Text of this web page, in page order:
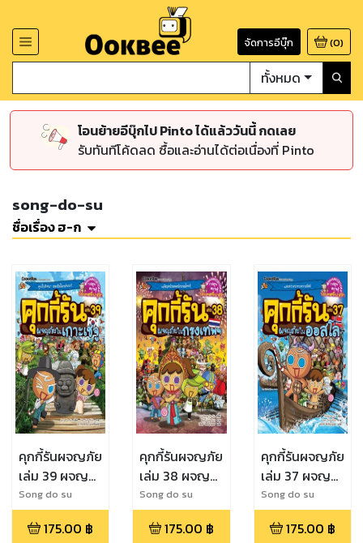
จัดการอีบุ๊ก (0)
ทั้งหมด
โอนย้ายอีบุ๊กไป Pinto ได้แล้ววันนี้ กดเลย
รับทันทีโค้ดลด ซื้อและอ่านได้ต่อเนื่องที่ Pinto
song-do-su
ชื่อเรื่อง ฮ-ก
คุกกี้รันผจญภัย
เล่ม 39 ผจญ
ภัยในเกาะเชจู
Song do su
175.00 ฿
คุกกี้รันผจญภัย
เล่ม 38 ผจญ
ภัยในกรุงเทพ
Song do su
175.00 ฿
คุกกี้รันผจญภัย
เล่ม 37 ผจญ
ภัยในออสโล
Song do su
175.00 ฿